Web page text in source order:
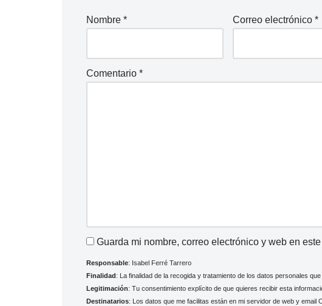
Nombre * Correo electrónico*
Comentario *
Guarda mi nombre, correo electrónico y web en
Responsable: Isabel Ferré Tarrero
Finalidad : La finalidad de la recogida y tratamiento de los datos personales
Legitimación: Tu consentimiento explícito de que quieres recibir esta
Destinatarios: Los datos que me facilitas están en mi servidor de web y email